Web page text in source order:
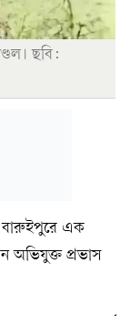
ছবি:
বারুইপুরে এক
অভিযুক্ত প্রভাস